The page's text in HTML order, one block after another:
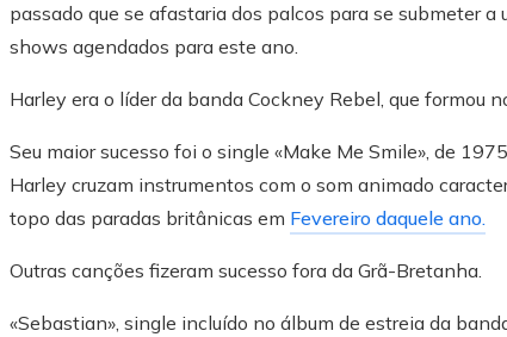
passado que se afastaria dos palcos para se submeter
shows agendados para este ano.
Harley era o líder da banda Cockney Rebel, que formou
Seu maior sucesso foi o single «Make Me Smile», de
Harley cruzam instrumentos com o som animado
topo das paradas britânicas em Fevereiro daquele ano.
Outras canções fizeram sucesso fora da Grã-Bretanha.
«Sebastian», single incluído no álbum de estreia da